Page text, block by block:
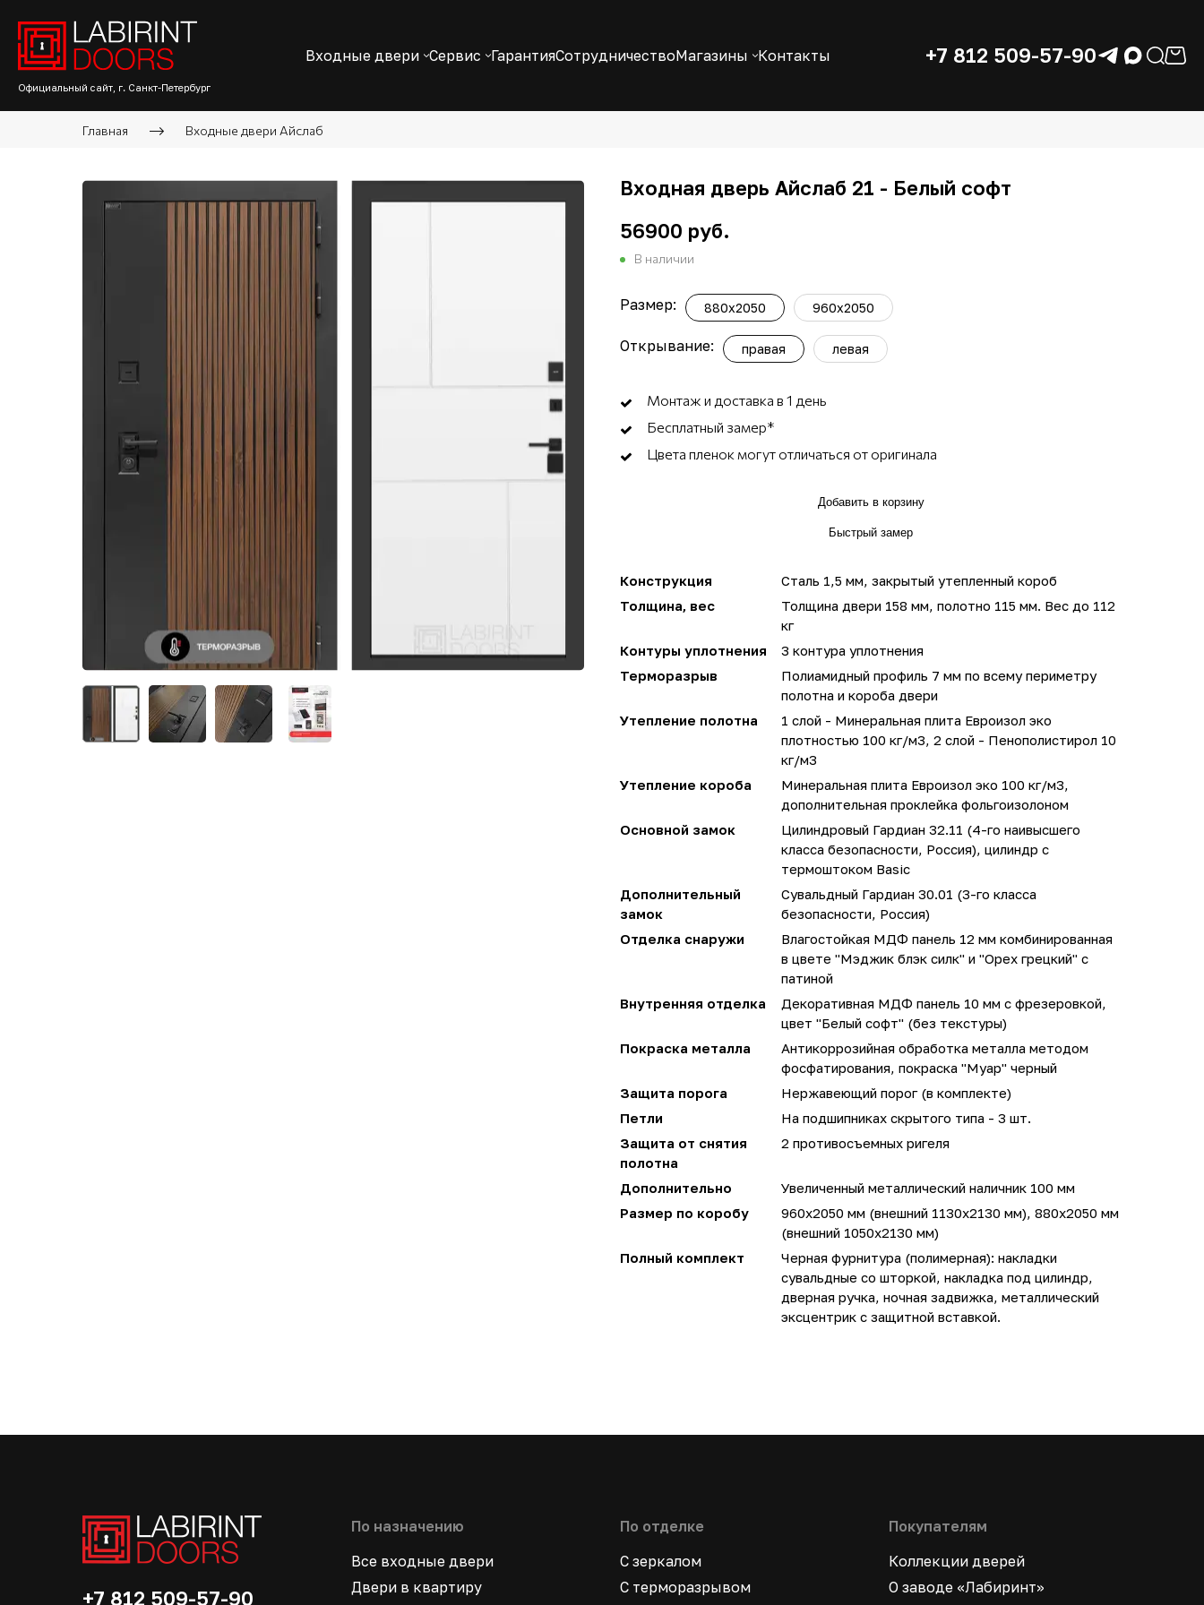
Официальный сайт, г. Санкт-Петербург
Входные двери Сервис ГарантияСотрудничествоМагазины Контакты +7 812 509-57-90
Главная Входные двери Айслаб
Входная дверь Айслаб 21 - Белый софт
56900 руб.
В наличии
Размер: 880x2050 960x2050
Открывание: правая левая
Монтаж и доставка в 1 день
Бесплатный замер*
Цвета пленок могут отличаться от оригинала
Добавить в корзину
Быстрый замер
Конструкция
Сталь 1,5 мм, закрытый утепленный короб
Толщина, вес
Толщина двери 158 мм, полотно 115 мм. Вес до 112
кг
Контуры уплотнения
3 контура уплотнения
Терморазрыв
Полиамидный профиль 7 мм по всему периметру
полотна и короба двери
Утепление полотна
1 слой - Минеральная плита Евроизол эко
плотностью 100 кг/м3, 2 слой - Пенополистирол 10
кг/м3
Утепление короба
Минеральная плита Евроизол эко 100 кг/м3,
дополнительная проклейка фольгоизолоном
Основной замок
Цилиндровый Гардиан 32.11 (4-го наивысшего
класса безопасности, Россия), цилиндр с
термоштоком Basic
Дополнительный
замок
Сувальдный Гардиан 30.01 (3-го класса
безопасности, Россия)
Отделка снаружи
Влагостойкая МДФ панель 12 мм комбинированная
в цвете "Мэджик блэк силк" и "Орех грецкий" с
патиной
Внутренняя отделка
Декоративная МДФ панель 10 мм с фрезеровкой,
цвет "Белый софт" (без текстуры)
Покраска металла
Антикоррозийная обработка металла методом
фосфатирования, покраска "Муар" черный
Защита порога
Нержавеющий порог (в комплекте)
Петли
На подшипниках скрытого типа - 3 шт.
Защита от снятия
полотна
2 противосъемных ригеля
Дополнительно
Увеличенный металлический наличник 100 мм
Размер по коробу
960х2050 мм (внешний 1130х2130 мм), 880х2050 мм
(внешний 1050х2130 мм)
Полный комплект
Черная фурнитура (полимерная): накладки
сувальдные со шторкой, накладка под цилиндр,
дверная ручка, ночная задвижка, металлический
эксцентрик с защитной вставкой.
+7 812 509-57-90
По назначению
Все входные двери
Двери в квартиру
По отделке
С зеркалом
С терморазрывом
Покупателям
Коллекции дверей
О заводе «Лабиринт»